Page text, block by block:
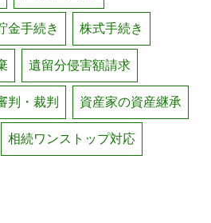
金手続き 株式手続き
遺留分侵害額請求
判・裁判 資産家の資産継承
相続ワンストップ対応